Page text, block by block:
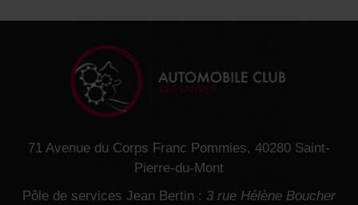
71 Avenue du Corps Franc Pommies, 40280 Saint-
Pierre-du-Mont
Pôle de services Jean Bertin : 3 rue Hélène Boucher